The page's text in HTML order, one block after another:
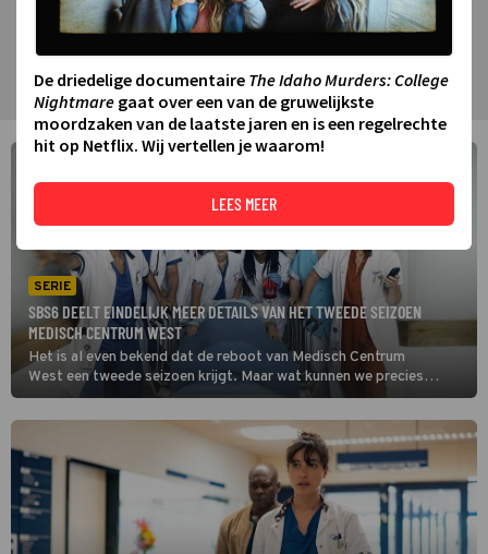
SERIE
SBS6 DEELT EINDELIJK MEER DETAILS VAN HET TWEEDE SEIZOEN
MEDISCH CENTRUM WEST
Het is al even bekend dat de reboot van Medisch Centrum
West een tweede seizoen krijgt. Maar wat kunnen we precies
verwachten? Talpa heeft eindelijk de eerste synopsis gedeeld.
De driedelige documentaire The Idaho Murders: College
Nightmare gaat over een van de gruwelijkste
moordzaken van de laatste jaren en is een regelrechte
hit op Netflix. Wij vertellen je waarom!
LEES MEER